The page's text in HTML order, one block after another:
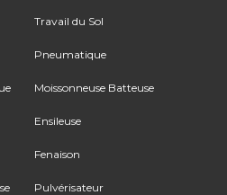
Travail du Sol
Pneumatique
Moissonneuse Batteuse
Ensileuse
Fenaison
Pulvérisateur